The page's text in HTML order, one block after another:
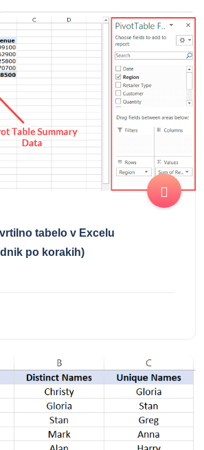
tabelo v Excelu
po korakih)